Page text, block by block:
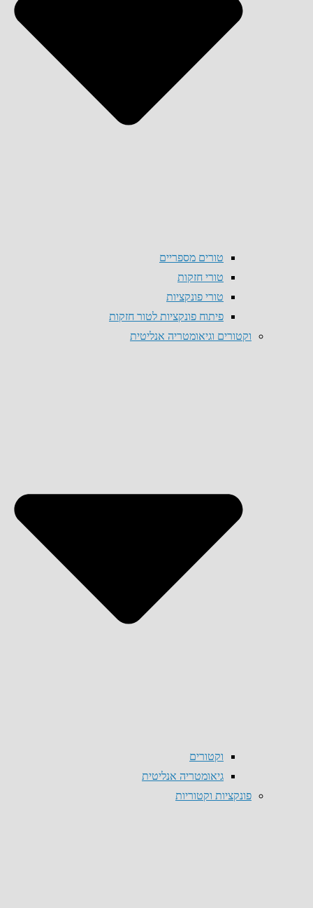
טורים מספריים
טורי חזקות
טורי פונקציות
פיתוח פונקציות לטור חזקות
וקטורים וגיאומטריה אנליטית
וקטורים
גיאומטריה אנליטית
פונקציות וקטוריות